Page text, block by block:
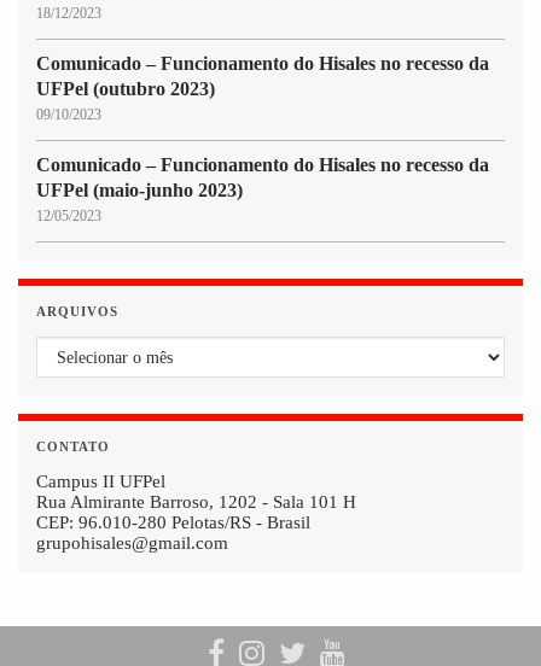
18/12/2023
Comunicado – Funcionamento do Hisales no recesso da
UFPel (outubro 2023)
09/10/2023
Comunicado – Funcionamento do Hisales no recesso da
UFPel (maio-junho 2023)
12/05/2023
ARQUIVOS
CONTATO
Campus II UFPel
Rua Almirante Barroso, 1202 - Sala 101 H
CEP: 96.010-280 Pelotas/RS - Brasil
grupohisales@gmail.com